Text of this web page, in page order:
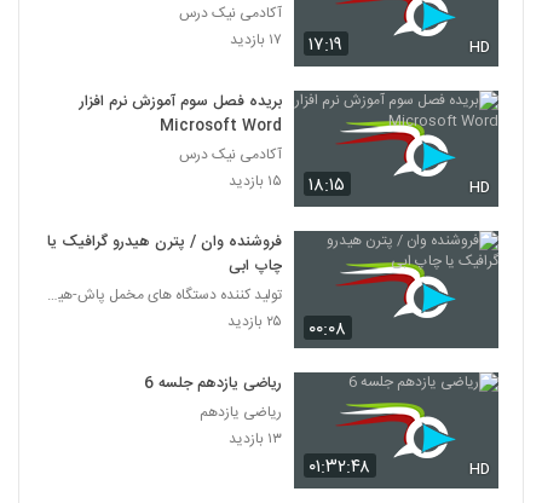
۱۷:۱۹ HD
آکادمی نیک درس
۱۷ بازدید
۱۸:۱۵ HD
بریده فصل سوم آموزش نرم افزار
Microsoft Word
آکادمی نیک درس
۱۵ بازدید
۰۰:۰۸
فروشنده وان / پترن هیدرو گرافیک یا
چاپ ابی
تولید کننده دستگاه های مخمل پاش-هیدروگرافیک-ابکاری
۲۵ بازدید
۰۱:۳۲:۴۸ HD
ریاضی یازدهم جلسه 6
ریاضی یازدهم
۱۳ بازدید